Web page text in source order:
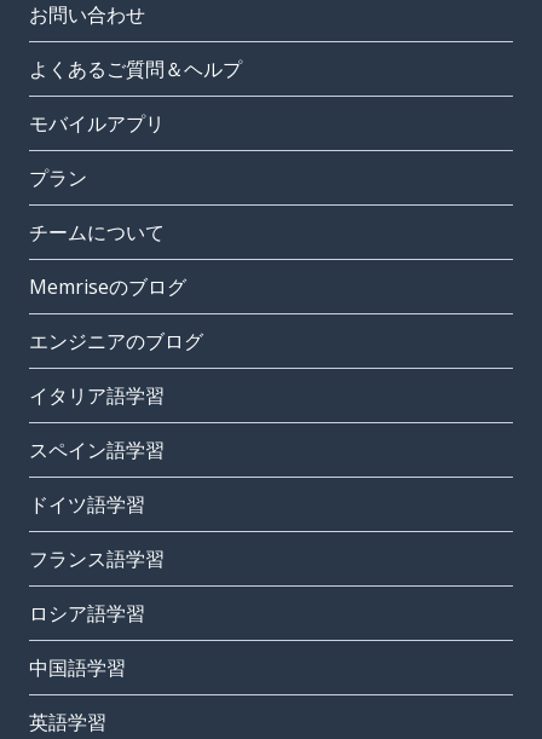
お問い合わせ
よくあるご質問＆ヘルプ
モバイルアプリ
プラン
チームについて
Memriseのブログ
エンジニアのブログ
イタリア語学習
スペイン語学習
ドイツ語学習
フランス語学習
ロシア語学習
中国語学習
英語学習